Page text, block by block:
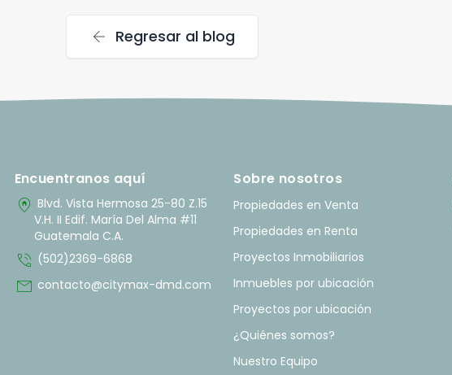
arrow_back Regresar al blog
Encuentranos aquí
home_pin Blvd. Vista Hermosa 25-80 Z.15
V.H. II Edif. María Del Alma #11
Guatemala C.A.
phone_in_talk (502)2369-6868
mail contacto@citymax-dmd.com
Sobre nosotros
Propiedades en Venta
Propiedades en Renta
Proyectos Inmobiliarios
Inmuebles por ubicación
Proyectos por ubicación
¿Quiénes somos?
Nuestro Equipo